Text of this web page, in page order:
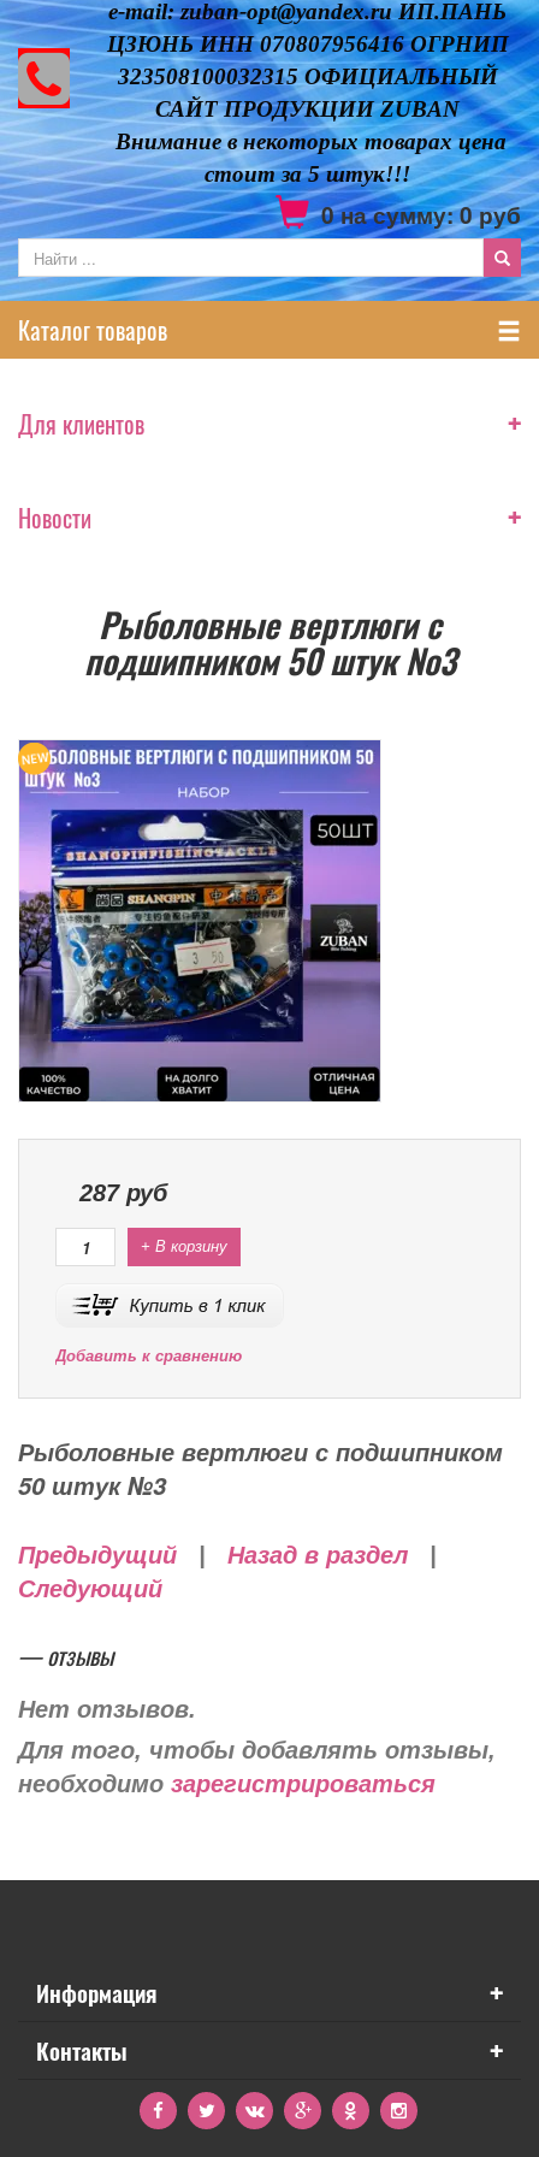
e-mail: zuban-opt@yandex.ru ИП.ПАНЬ
ЦЗЮНЬ ИНН 070807956416 ОГРНИП
323508100032315 ОФИЦИАЛЬНЫЙ
САЙТ ПРОДУКЦИИ ZUBAN
Внимание в некоторых товарах цена
стоит за 5 штук!!!
0на сумму:0руб
Каталог товаров
Для клиентов +
Новости +
Рыболовные вертлюги с
подшипником 50 штук №3
287руб
+ В корзину
Добавить к сравнению
Рыболовные вертлюги с подшипником
50 штук №3
Предыдущий Назад в раздел
Следующий
— отзывы
Нет отзывов.
Для того, чтобы добавлять отзывы,
необходимо зарегистрироваться
Информация +
Контакты +